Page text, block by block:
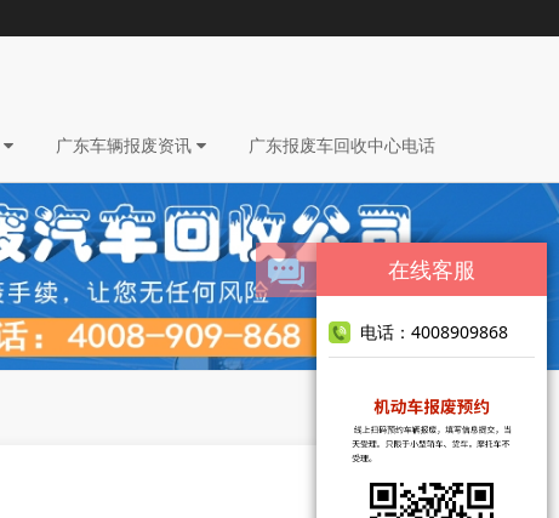
广东车辆报废资讯 广东报废车回收中心电话
在线客服
电话：4008909868